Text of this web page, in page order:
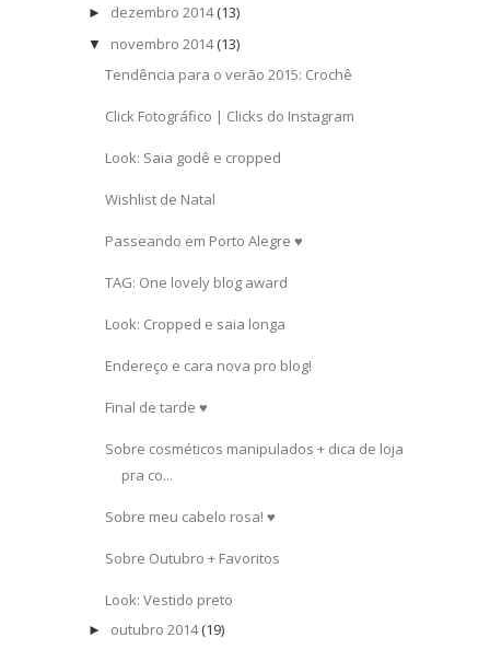
► dezembro 2014 (13)
▼ novembro 2014 (13)
Tendência para o verão 2015: Crochê
Click Fotográfico | Clicks do Instagram
Look: Saia godê e cropped
Wishlist de Natal
Passeando em Porto Alegre ♥
TAG: One lovely blog award
Look: Cropped e saia longa
Endereço e cara nova pro blog!
Final de tarde ♥
Sobre cosméticos manipulados + dica de loja
pra co...
Sobre meu cabelo rosa! ♥
Sobre Outubro + Favoritos
Look: Vestido preto
► outubro 2014 (19)